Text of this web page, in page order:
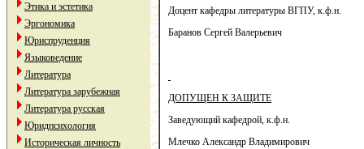
Этика и эстетика
Эргономика
Юриспруденция
Языковедение
Литература
Литература зарубежная
Литература русская
Юридпсихология
Историческая личность
Доцент кафедры литературы ВГПУ, к.ф.н.
Баранов Сергей Валерьевич
ДОПУЩЕН К ЗАЩИТЕ
Заведующий кафедрой, к.ф.н.
Млечко Александр Владимирович